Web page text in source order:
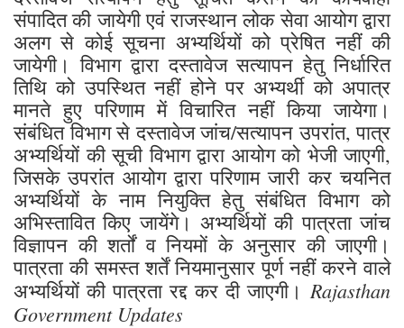
संपादित की जायेगी एवं राजस्थान लोक सेवा आयोग द्वारा
अलग से कोई सूचना अभ्यर्थियों को प्रेषित नहीं की
जायेगी। विभाग द्वारा दस्तावेज सत्यापन हेतु निर्धारित
तिथि को उपस्थित नहीं होने पर अभ्यर्थी को अपात्र
मानते हुए परिणाम में विचारित नहीं किया जायेगा।
संबंधित विभाग से दस्तावेज जांच/सत्यापन उपरांत, पात्र
अभ्यर्थियों की सूची विभाग द्वारा आयोग को भेजी जाएगी,
जिसके उपरांत आयोग द्वारा परिणाम जारी कर चयनित
अभ्यर्थियों के नाम नियुक्ति हेतु संबंधित विभाग को
अभिस्तावित किए जायेंगे। अभ्यर्थियों की पात्रता जांच
विज्ञापन की शर्तों व नियमों के अनुसार की जाएगी।
पात्रता की समस्त शर्तें नियमानुसार पूर्ण नहीं करने वाले
अभ्यर्थियों की पात्रता रद्द कर दी जाएगी। Rajasthan
Government Updates